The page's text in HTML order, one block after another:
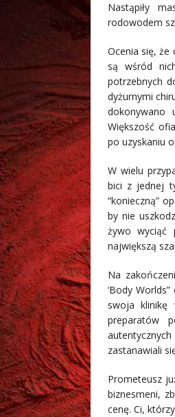
Nastąpiły
rodowodem
Ocenia się, że
są wśród
potrzebnych
dyżurnymi
dokonywano
Większość
po uzyskaniu
W wielu
bici z jednej
“konieczną”
by nie
żywo wyciąć
największą
Na
‘Body
swoja klinikę
preparatów
zastanawiali
Prometeusz
biznesmeni,
cenę. Ci,